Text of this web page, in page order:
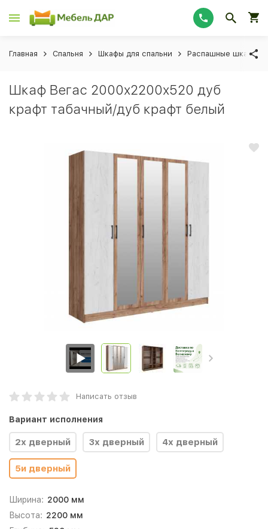
Главная Спальня Шкафы для спальни Распашные шкафы
Шкаф Вегас 2000x2200x520 дуб
крафт табачный/дуб крафт белый
Написать отзыв
Вариант исполнения
2х дверный 3х дверный 4х дверный
5и дверный
Ширина: 2000 мм
Высота: 2200 мм